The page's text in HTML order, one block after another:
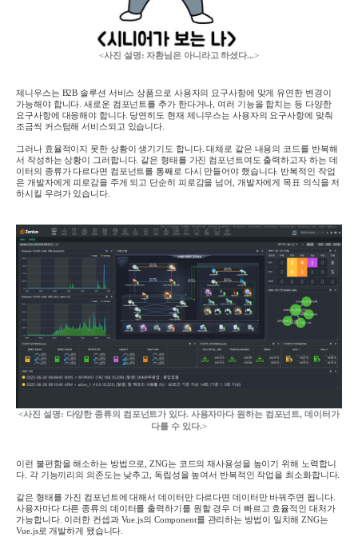
<사진 설명: 자환님은 아니라고 하셨다...>
제니우스는 B2B 솔루션 서비스 상품으로 사용자의 요구사항에 맞게 유연한 변경이
가능해야 합니다. 새로운 컴포넌트를 추가 한다거나, 여러 기능을 합치는 등 다양한
요구사항에 대응해야 합니다. 당연히도 현재 제니우스는 사용자의 요구사항에 맞춰
조금씩 커스텀해 서비스되고 있습니다.
그러나 효율적이지 못한 상황이 생기기도 합니다. 대체로 같은 내용의 코드를 반복해
서 작성하는 상황이 그러합니다. 같은 형태를 가진 컴포넌트여도 출력하고자 하는 데
이터의 종류가 다르다면 컴포넌트를 통째로 다시 만들어야 했습니다. 반복적인 작업
은 개발자에게 피로감을 주게 되고 단순히 피로감을 넘어, 개발자에게 목표 의식을 저
하시킬 우려가 있습니다.
<사진 설명: 다양한 종류의 컴포넌트가 있다. 사용자마다 원하는 컴포넌트, 데이터가
다를 수 있다.>
이런 불편함을 해소하는 방법으로, ZNG는 코드의 재사용성을 높이기 위해 노력합니
다. 각 기능끼리의 의존도는 낮추고, 독립성을 높여서 반복적인 작업을 최소화합니다.
같은 형태를 가진 컴포넌트에 대해서 데이터만 다르다면 데이터만 바꿔주면 됩니다.
사용자마다 다른 종류의 데이터를 출력하기를 원할 경우 더 빠르고 효율적인 대처가
가능합니다. 이러한 컨셉과 Vue.js의 Component를 관리하는 방법이 일치해 ZNG는
Vue.js로 개발하게 됐습니다.